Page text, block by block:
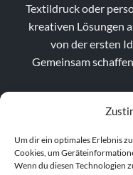
Um dir ein optimales Erlebnis
Cookies, um
Wenn du diesen Technologien
Textildruck oder
kreativen Lösungen
von der ersten
Gemeinsam